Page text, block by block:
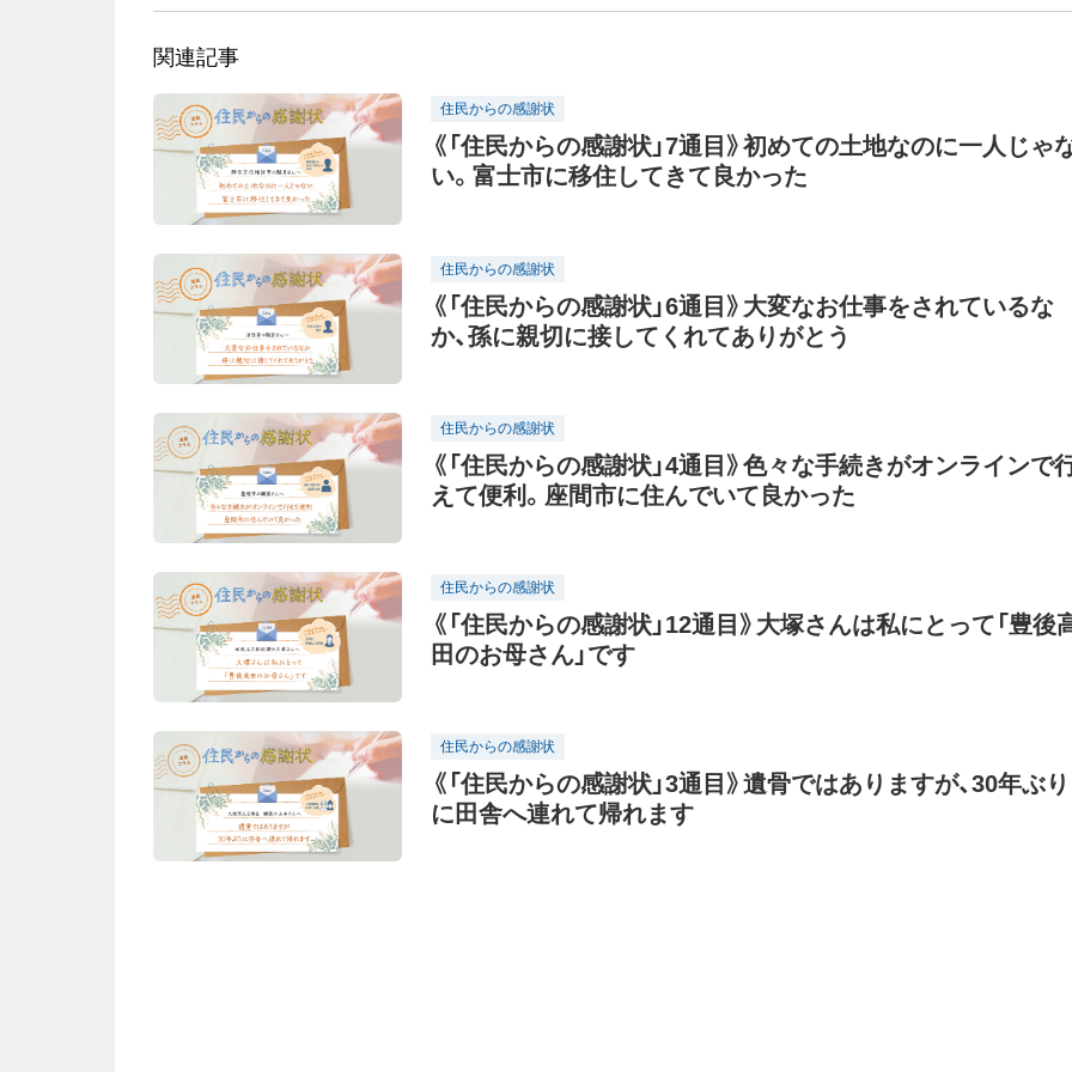
関連記事
住民からの感謝状
《「住民からの感謝状」7通目》初めての土地なのに一人じゃ
い。富士市に移住してきて良かった
住民からの感謝状
《「住民からの感謝状」6通目》大変なお仕事をされているな
か、孫に親切に接してくれてありがとう
住民からの感謝状
《「住民からの感謝状」4通目》色々な手続きがオンラインで
えて便利。座間市に住んでいて良かった
住民からの感謝状
《「住民からの感謝状」12通目》大塚さんは私にとって「豊後
田のお母さん」です
住民からの感謝状
《「住民からの感謝状」3通目》遺骨ではありますが、30年ぶり
に田舎へ連れて帰れます